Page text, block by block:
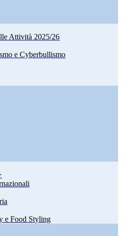
Attività 2025/26
e Cyberbullismo
e Food Styling